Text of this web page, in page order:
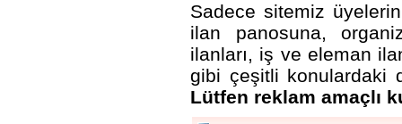
Sadece sitemiz
ilan panosuna,
ilanları, iş ve eleman
gibi çeşitli konulardaki
Lütfen reklam amaçlı